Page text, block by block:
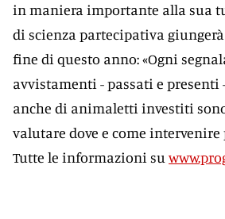
in maniera importante alla sua
di scienza partecipativa
fine di questo anno: «Ogni
avvistamenti - passati e
anche di animaletti investiti
valutare dove e come intervenire
Tutte le informazioni su